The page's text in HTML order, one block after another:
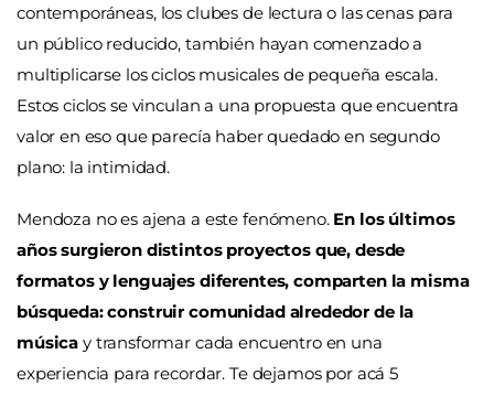
contemporáneas, los clubes de lectura o las cenas para
un público reducido, también hayan comenzado a
multiplicarse los ciclos musicales de pequeña escala.
Estos ciclos se vinculan a una propuesta que encuentra
valor en eso que parecía haber quedado en segundo
plano: la intimidad.
Mendoza no es ajena a este fenómeno. En los últimos
años surgieron distintos proyectos que, desde
formatos y lenguajes diferentes, comparten la misma
búsqueda: construir comunidad alrededor de la
música y transformar cada encuentro en una
experiencia para recordar. Te dejamos por acá 5